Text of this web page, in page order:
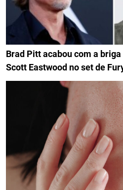
Brad Pitt acabou com a
Scott Eastwood no set de